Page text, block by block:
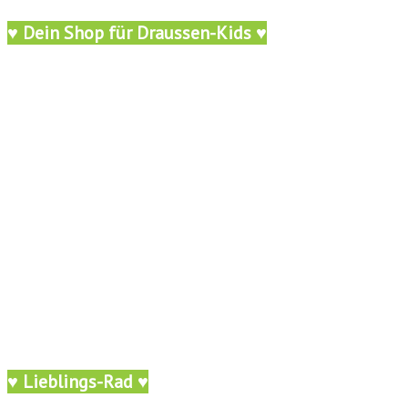
♥ Dein Shop für Draussen-Kids ♥
♥ Lieblings-Rad ♥